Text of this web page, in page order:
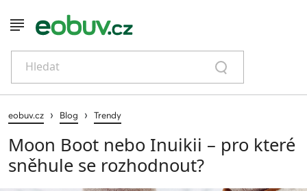
Hledat
eobuv.cz › Blog › Trendy
Moon Boot nebo Inuikii – pro které
sněhule se rozhodnout?